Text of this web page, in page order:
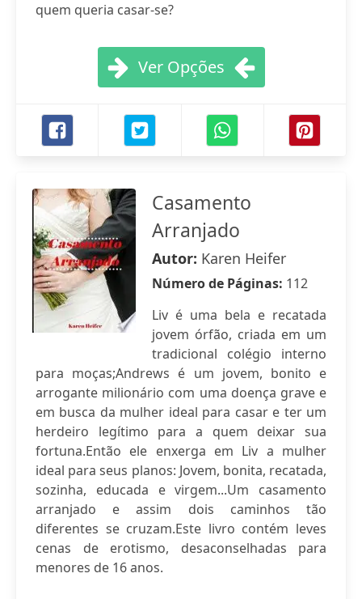
quem queria casar-se?
Ver Opções
Casamento
Arranjado
Autor: Karen Heifer
Número de Páginas: 112
Liv é uma bela e recatada
jovem órfão, criada em um
tradicional colégio interno
para moças;Andrews é um jovem, bonito e
arrogante milionário com uma doença grave e
em busca da mulher ideal para casar e ter um
herdeiro legítimo para a quem deixar sua
fortuna.Então ele enxerga em Liv a mulher
ideal para seus planos: Jovem, bonita, recatada,
sozinha, educada e virgem...Um casamento
arranjado e assim dois caminhos tão
diferentes se cruzam.Este livro contém leves
cenas de erotismo, desaconselhadas para
menores de 16 anos.